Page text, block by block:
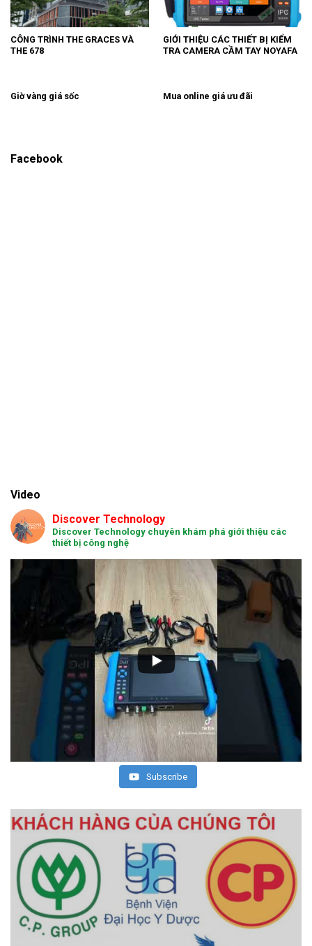
CÔNG TRÌNH THE GRACES VÀ
THE 678
GIỚI THIỆU CÁC THIẾT BỊ KIỂM
TRA CAMERA CẦM TAY NOYAFA
Giờ vàng giá sốc Mua online giá ưu đãi
Facebook
Video
Discover Technology
Discover Technology chuyên khám phá giới thiệu các
thiết bị công nghệ
Subscribe